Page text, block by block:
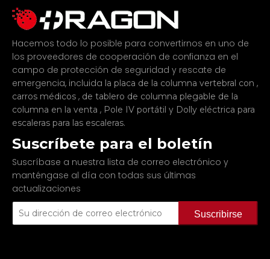
Hacemos todo lo posible para convertirnos en uno de
los proveedores de cooperación de confianza en el
campo de protección de seguridad y rescate de
emergencia, incluida la placa de la columna vertebral con ,
carros médicos , de tablero de columna plegable de la
columna en la venta , Pole IV portátil y Dolly eléctrica para
escaleras para las escaleras.
Suscríbete para el boletín
Suscríbase a nuestra lista de correo electrónico y
manténgase al día con todas sus últimas
actualizaciones
Suscribirse